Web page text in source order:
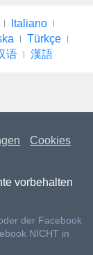
Italiano
Türkçe
语 漢語
Cookies
vorbehalten
der Facebook
NICHT in